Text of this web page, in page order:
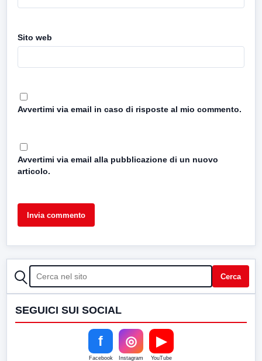
Sito web
Avvertimi via email in caso di risposte al mio commento.
Avvertimi via email alla pubblicazione di un nuovo
articolo.
CERCA Cerca
SEGUICI SUI SOCIAL
f
Facebook
◎
Instagram
▶
YouTube